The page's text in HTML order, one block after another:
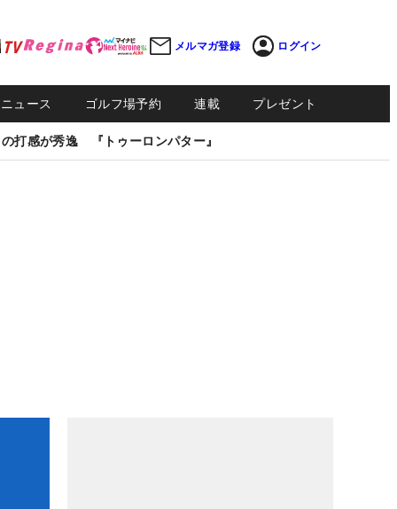
メルマガ登録 ログイン
ュース ゴルフ場予約 連載 プレゼント
打感が秀逸 『トゥーロンパター』